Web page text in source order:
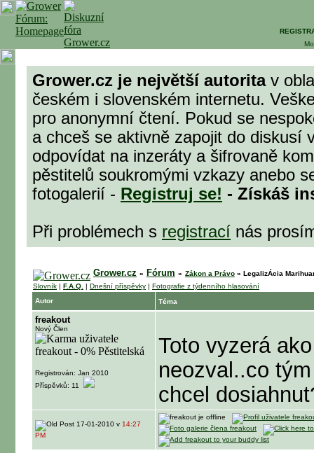
Grower.cz je největší autoritav
českém i slovenském internetu.
pro anonymní čtení. Pokud se
a chceš se aktivně zapojit do diskusí
odpovídat na inzeráty a šifrovaně
pěstitelů soukromými vzkazy anebo
fotogalerií - Registruj se! - Získáš
Při problémech s registrací nás
Grower.cz » Fórum » Zákon a Právo » LegalizÁcia
Slovník | F.A.Q. | Dnešní příspěvky | Fotografie z týdenního hlasování
Autor
Téma
freakout
Nový Člen
Registrován: Jan 2010
Příspěvků: 11
Toto vyzerá
neozval..co
chcel
17-01-2010 v 14:27
PM